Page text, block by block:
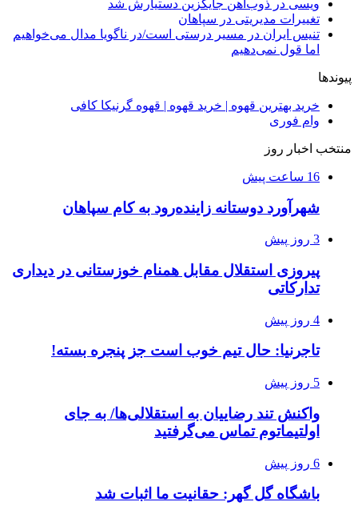
ویسی در ذوب‌آهن جایگزین دستیارش شد
تغییرات مدیریتی در سپاهان
تنیس ایران در مسیر درستی است/در ناگویا مدال می‌خواهیم
اما قول نمی‌دهیم
پیوندها
خرید بهترین قهوه | خرید قهوه | قهوه گرنیکا کافی
وام فوری
منتخب اخبار روز
16 ساعت پیش
شهرآورد دوستانه زاینده‌رود به کام سپاهان
3 روز پیش
پیروزی استقلال مقابل همنام خوزستانی در دیداری
تدارکاتی
4 روز پیش
تاجرنیا: حال تیم خوب است جز پنجره بسته!
5 روز پیش
واکنش تند رضاییان به استقلالی‌ها/ به جای
اولتیماتوم تماس می‌گرفتید
6 روز پیش
باشگاه گل گهر: حقانیت ما اثبات شد